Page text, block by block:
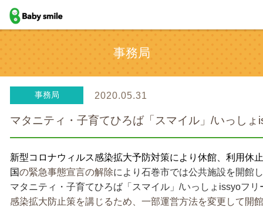
baby smile
事務局
事務局 2020.05.31
マタニティ・子育てひろば「スマイル」/いっし
新型コロナウィルス感染拡大予防対策により休館、利用休
国の緊急事態宣言の解除により石巻市では公共施設を開館
マタニティ・子育てひろば「スマイル」/いっしょissyoフ
感染拡大防止策を講じるため、一部運営方法を変更して開